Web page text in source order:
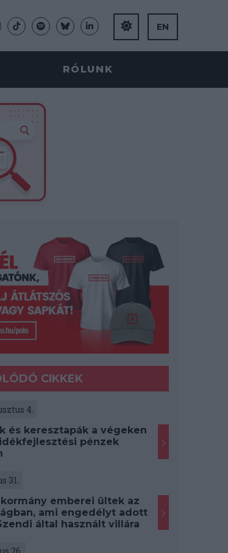
EN
RÓLUNK
CIKKEK
4.
és keresztapák a végeken
pénzek
31.
emberei ültek az
ami engedélyt adott
által használt villára